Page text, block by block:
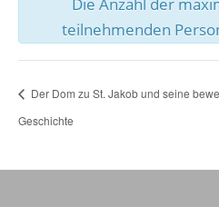
teilnehmenden
Der Dom zu St. Jakob und seine
Geschichte